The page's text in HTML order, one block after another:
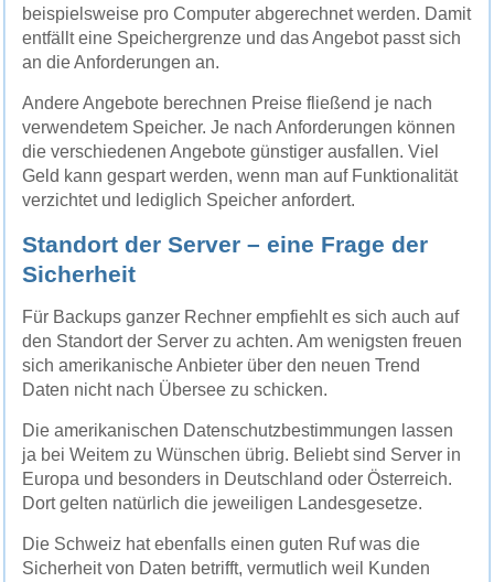
beispielsweise pro Computer abgerechnet werden. Damit
entfällt eine Speichergrenze und das Angebot passt sich
an die Anforderungen an.
Andere Angebote berechnen Preise fließend je nach
verwendetem Speicher. Je nach Anforderungen können
die verschiedenen Angebote günstiger ausfallen. Viel
Geld kann gespart werden, wenn man auf Funktionalität
verzichtet und lediglich Speicher anfordert.
Standort der Server – eine Frage der
Sicherheit
Für Backups ganzer Rechner empfiehlt es sich auch auf
den Standort der Server zu achten. Am wenigsten freuen
sich amerikanische Anbieter über den neuen Trend
Daten nicht nach Übersee zu schicken.
Die amerikanischen Datenschutzbestimmungen lassen
ja bei Weitem zu Wünschen übrig. Beliebt sind Server in
Europa und besonders in Deutschland oder Österreich.
Dort gelten natürlich die jeweiligen Landesgesetze.
Die Schweiz hat ebenfalls einen guten Ruf was die
Sicherheit von Daten betrifft, vermutlich weil Kunden